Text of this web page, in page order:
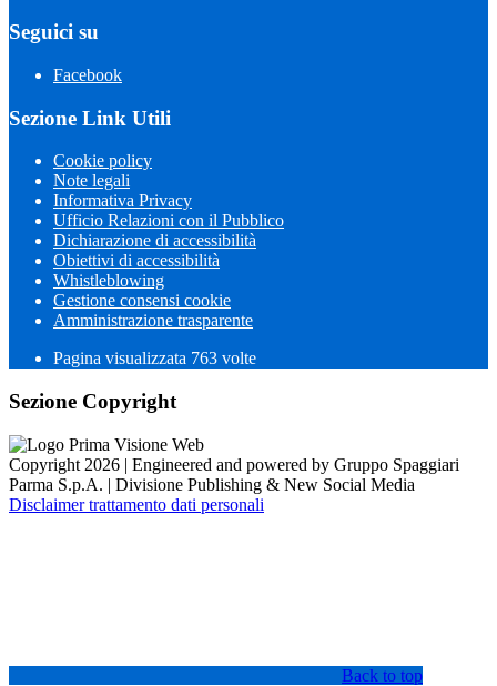
Seguici su
Facebook
Sezione Link Utili
Cookie policy
Note legali
Informativa Privacy
Ufficio Relazioni con il Pubblico
Dichiarazione di accessibilità
Obiettivi di accessibilità
Whistleblowing
Gestione consensi cookie
Amministrazione trasparente
Pagina visualizzata 763 volte
Sezione Copyright
Copyright 2026 | Engineered and powered by Gruppo Spaggiari
Parma S.p.A. | Divisione Publishing & New Social Media
Disclaimer trattamento dati personali
Back to top